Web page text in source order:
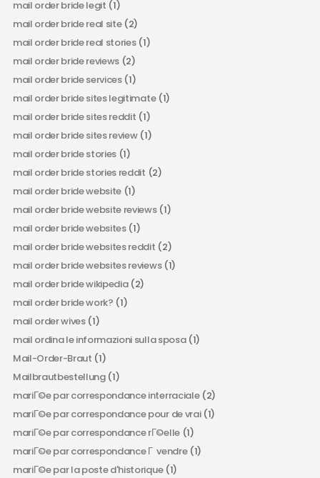
mail order bride legit (1)
mail order bride real site(2)
mail order bride real stories(1)
mail order bride reviews (2)
mail order bride services(1)
mail order bride sites legitimate(1)
mail order bride sites reddit (1)
mail order bride sites review(1)
mail order bride stories (1)
mail order bride stories reddit (2)
mail order bride website (1)
mail order bride website reviews(1)
mail order bride websites(1)
mail order bride websites reddit (2)
mail order bride websites reviews(1)
mail order bride wikipedia(2)
mail order bride work? (1)
mail order wives(1)
mail ordina le informazioni sulla sposa(1)
Mail-Order-Braut (1)
Mailbrautbestellung(1)
mariГ©e par correspondance interraciale(2)
mariГ©e par correspondance pour de vrai(1)
mariГ©e par correspondance rГ©elle(1)
mariГ©e par correspondance Г vendre(1)
mariГ©e par la poste d'historique(1)